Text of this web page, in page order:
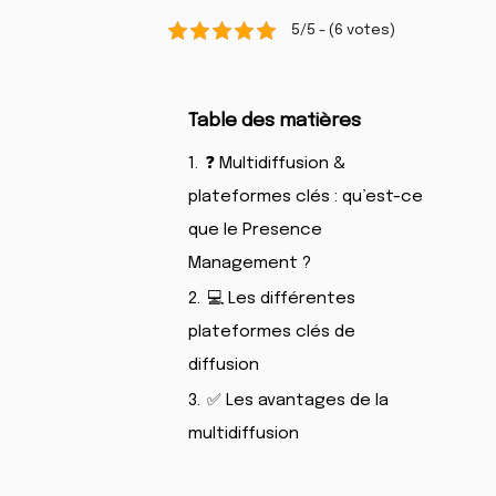
5/5 - (6 votes)
Table des matières
1. ❓ Multidiffusion &
plateformes clés : qu’est-ce
que le Presence
Management ?
2. 💻 Les différentes
plateformes clés de
diffusion
3. ✅ Les avantages de la
multidiffusion